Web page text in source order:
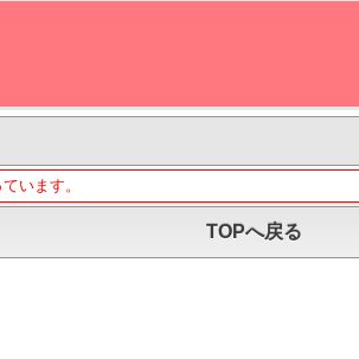
います。
TOPへ戻る